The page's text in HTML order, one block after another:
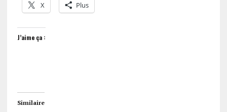
X Plus
J’aime ça :
Similaire